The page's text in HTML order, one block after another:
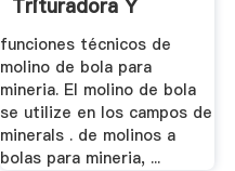
Trituradora Y
Molinos
funciones técnicos de
molino de bola para
mineria. El molino de bola
se utilize en los campos de
minerals . de molinos a
bolas para mineria, ...